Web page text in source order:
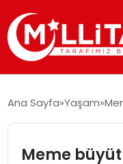
ÖZEL SAYFALAR
Ana Sayfa Yaşam
Meme